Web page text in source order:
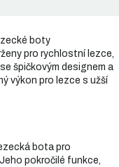
boty
pro rychlostní lezce,
špičkovým designem a
výkon pro lezce s užší
bota pro
pokročilé funkce,